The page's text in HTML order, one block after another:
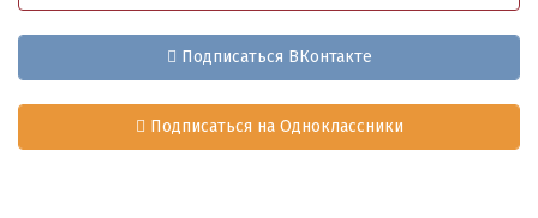
Подписаться ВКонтакте
Подписаться на Одноклассники